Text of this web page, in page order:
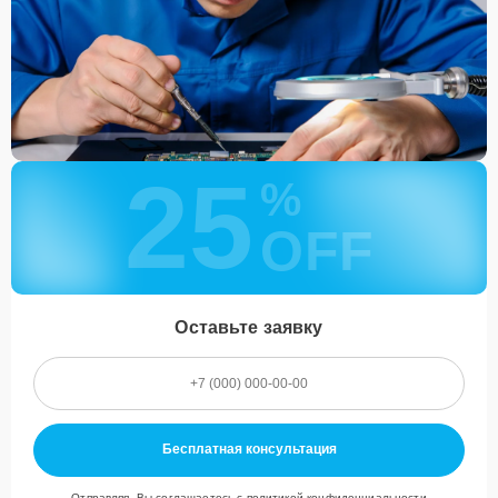
курьерской доставкой.
При необходимости клиент может воспользоваться услугой
вызова мастера для проведения диагностики и ремонта в
желаемом месте и удобное время.
Какие предоставляются
гарантии
Каждому клиенту предоставляется гарантия сервиса, которая
распространяется на все виды ремонта, а также на все
используемые запчасти. Гарантия включает в себя срочную
обработку гарантийных случаев и постгарантийное обслуживание.
обновит программное обеспечение совершенно бесплатно. Более
Наличие запчастей и их
качество
Компания располагает собственными складами для получения
25 %
OFF
Оставьте заявку
Бесплатная консультация